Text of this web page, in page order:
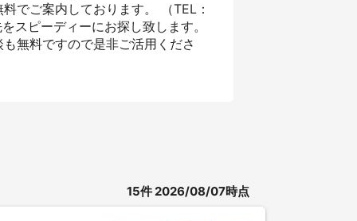
でご案内しております。 （TEL：
スピーディーにお探し致します。
無料ですので是非ご活用くださ
15件2026/08/07時点